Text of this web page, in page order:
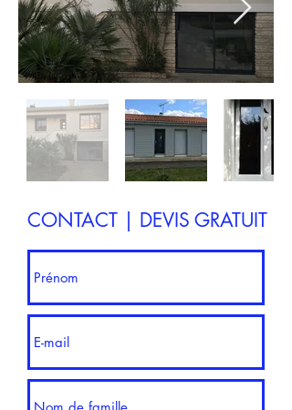
CONTACT | DEVIS GRATUIT